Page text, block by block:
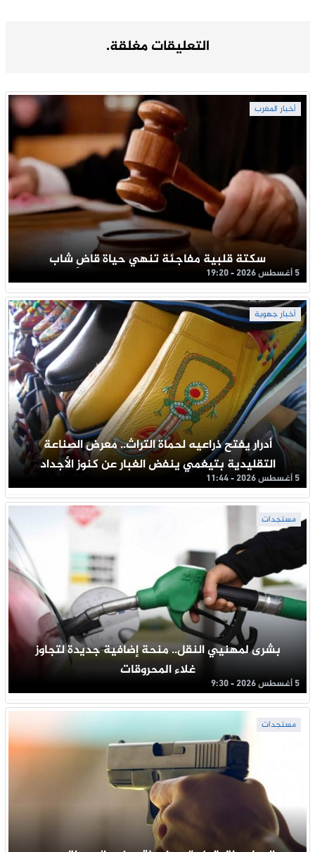
التعليقات مغلقة.
أخبار المغرب
سكتة قلبية مفاجئة تنهي حياة قاضِ شاب
5 أغسطس 2026 - 19:20
أخبار جهوية
أدرار يفتح ذراعيه لحماة التراث.. معرض الصناعة
التقليدية بتيغمي ينفض الغبار عن كنوز الأجداد
5 أغسطس 2026 - 11:44
مستجدات
بشرى لمهنيي النقل.. منحة إضافية جديدة لتجاوز
غلاء المحروقات
5 أغسطس 2026 - 9:30
مستجدات